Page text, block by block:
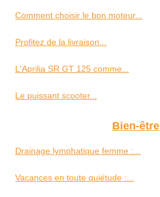
Comment choisir le bon moteur...
Profitez de la livraison...
L'Aprilia SR GT 125 comme...
Le puissant scooter...
Bien-être
Drainage lymphatique femme :...
Vacances en toute quiétude :...